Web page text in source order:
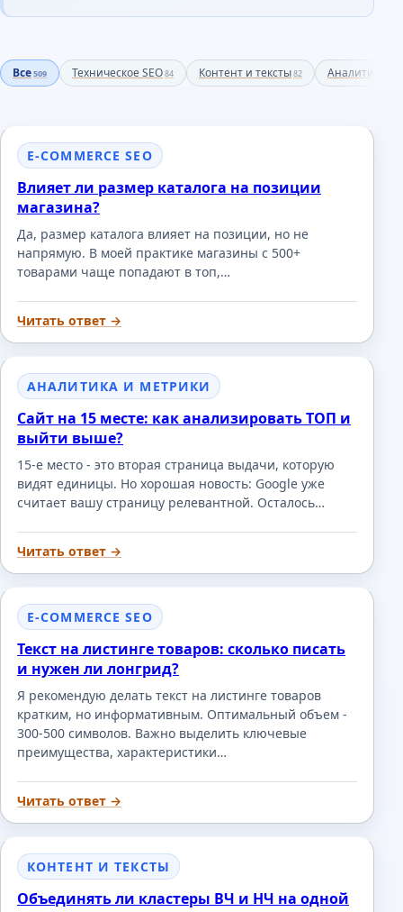
Все509 Техническое SEO84 Контент и тексты82 Аналитика и
E-COMMERCE SEO
Влияет ли размер каталога на позиции
магазина?
Да, размер каталога влияет на позиции, но не
напрямую. В моей практике магазины с 500+
товарами чаще попадают в топ,…
Читать ответ →
АНАЛИТИКА И МЕТРИКИ
Сайт на 15 месте: как анализировать ТОП и
выйти выше?
15-е место - это вторая страница выдачи, которую
видят единицы. Но хорошая новость: Google уже
считает вашу страницу релевантной. Осталось…
Читать ответ →
E-COMMERCE SEO
Текст на листинге товаров: сколько писать
и нужен ли лонгрид?
Я рекомендую делать текст на листинге товаров
кратким, но информативным. Оптимальный объем -
300-500 символов. Важно выделить ключевые
преимущества, характеристики…
Читать ответ →
КОНТЕНТ И ТЕКСТЫ
Объединять ли кластеры ВЧ и НЧ на одной